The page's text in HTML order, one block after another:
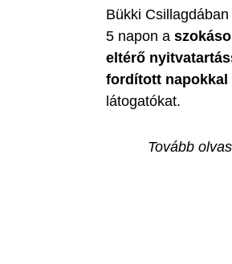
Bükki
5 napon a
eltérő
fordított napokkal
látogatókat.
Tovább